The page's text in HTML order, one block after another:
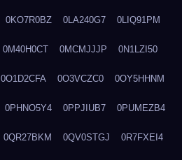
0KO7R0BZ 0LA240G7 0LIQ91PM
0M40H0CT 0MCMJJJP 0N1LZI50
0O1D2CFA 0O3VCZC0 0OY5HHNM
0PHNO5Y4 0PPJIUB7 0PUMEZB4
0QR27BKM 0QV0STGJ 0R7FXEI4